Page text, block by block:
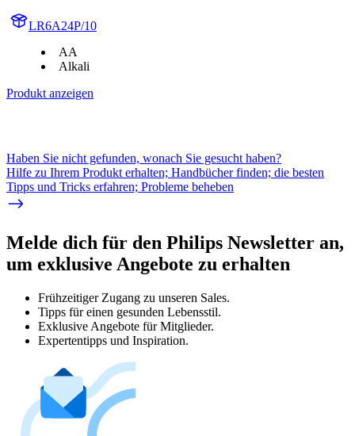
LR6A24P/10
AA
Alkali
Produkt anzeigen
Haben Sie nicht gefunden, wonach Sie gesucht haben?
Hilfe zu Ihrem Produkt erhalten; Handbücher finden; die besten
Tipps und Tricks erfahren; Probleme beheben
Melde dich für den Philips Newsletter an,
um exklusive Angebote zu erhalten
Frühzeitiger Zugang zu unseren Sales.
Tipps für einen gesunden Lebensstil.
Exklusive Angebote für Mitglieder.
Expertentipps und Inspiration.